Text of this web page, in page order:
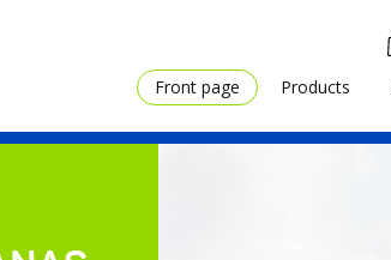
Front page
Products